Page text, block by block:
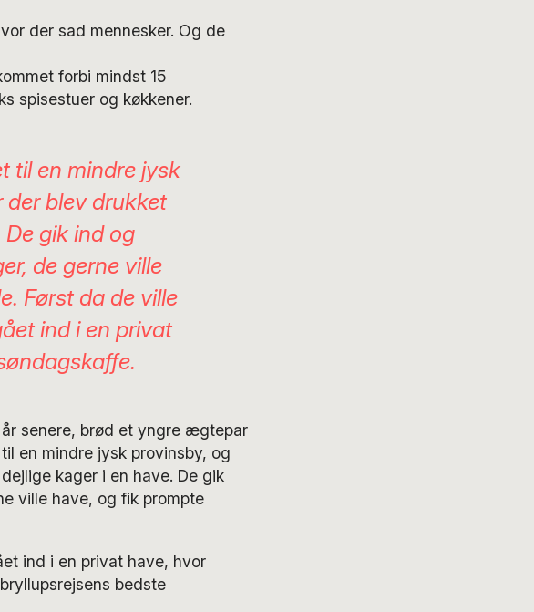
der sad mennesker. Og de
forbi mindst 15
spisestuer og køkkener.
til en mindre jysk
der blev drukket
gik ind og
de gerne ville
Først da de ville
ind i en privat
senere, brød et yngre ægtepar
en mindre jysk provinsby, og
kager i en have. De gik
ville have, og fik prompte
ind i en privat have, hvor
bedste